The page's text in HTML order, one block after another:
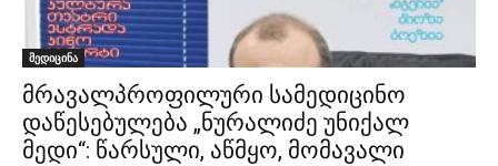
მედიცინა
მრავალპროფილური სამედიცინო
დაწესებულება „ნურალიძე უნიქალ
მედი“: წარსული, აწმყო, მომავალი